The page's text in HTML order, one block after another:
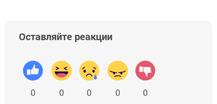
Оставляйте реакции
0 0 0 0 0